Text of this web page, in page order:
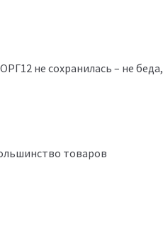
не сохранилась – не беда,
товаров